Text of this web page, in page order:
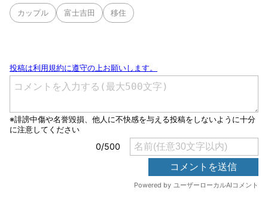
カップル 富士吉田 移住